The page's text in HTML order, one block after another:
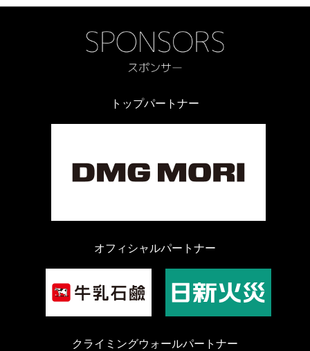
トップパートナー
オフィシャルパートナー
クライミングウォールパートナー